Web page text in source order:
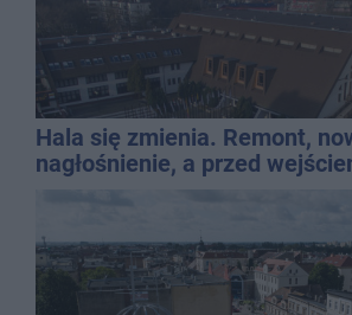
Hala się zmienia. Remont,
nagłośnienie, a przed